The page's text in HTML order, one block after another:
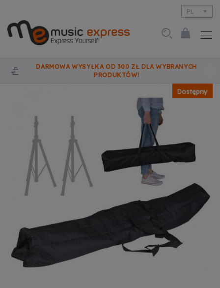
PL
DARMOWA WYSYŁKA OD 300 ZŁ DLA WYBRANYCH
PRODUKTÓW!
Dostępny